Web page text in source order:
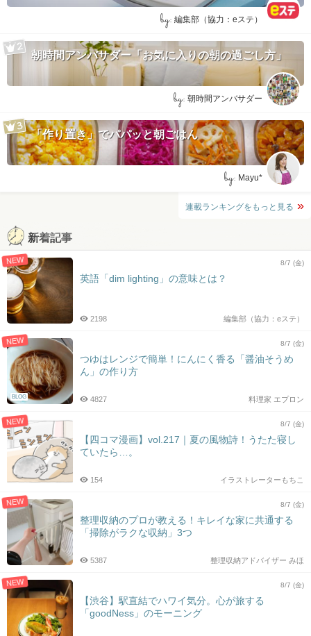
by: 編集部（協力：eステ）
朝時間アンバサダー「お気に入りの朝の過ごし方」
by: 朝時間アンバサダー
「作り置き」でパパッと朝ごはん
by: Mayu*
連載ランキングをもっと見る
新着記事
NEW 8/7 (金)
英語「dim lighting」の意味とは？
編集部（協力：eステ）
2198
NEW
BLOG
8/7 (金)
つゆはレンジで簡単！にんにく香る「醤油そうめ
ん」の作り方
料理家 エプロン
4827
NEW 8/7 (金)
【四コマ漫画】vol.217｜夏の風物詩！うたた寝し
ていたら…。
イラストレーターもちこ
154
NEW 8/7 (金)
整理収納のプロが教える！キレイな家に共通する
「掃除がラクな収納」3つ
整理収納アドバイザー みほ
5387
NEW 8/7 (金)
【渋谷】駅直結でハワイ気分。心が旅する
「goodNess」のモーニング